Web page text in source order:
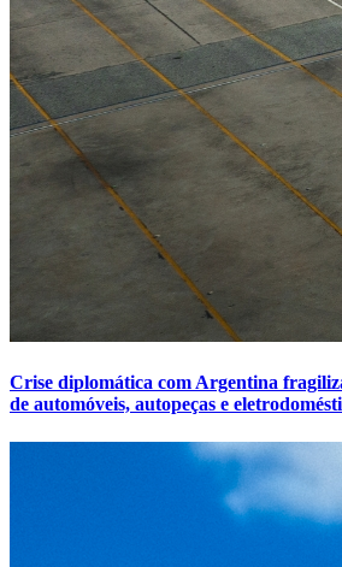
Crise diplomática com Argentina
de automóveis, autopeças e